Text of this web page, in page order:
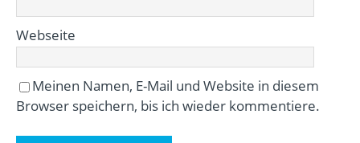
Webseite
Meinen Namen, E-Mail und Website in diesem
Browser speichern, bis ich wieder kommentiere.